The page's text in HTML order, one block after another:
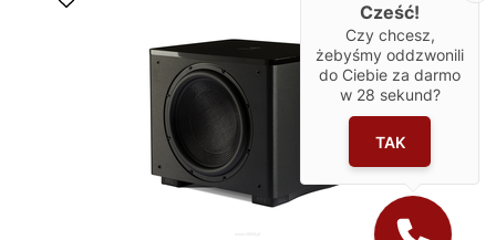
Cześć!
Czy chcesz,
żebyśmy oddzwonili
do Ciebie za darmo
w 28 sekund?
TAK